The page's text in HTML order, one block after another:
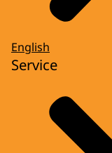
English
Service